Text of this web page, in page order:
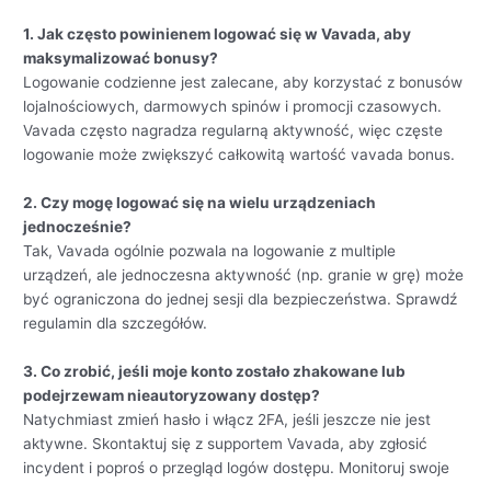
1. Jak często powinienem logować się w Vavada, aby
maksymalizować bonusy?
Logowanie codzienne jest zalecane, aby korzystać z bonusów
lojalnościowych, darmowych spinów i promocji czasowych.
Vavada często nagradza regularną aktywność, więc częste
logowanie może zwiększyć całkowitą wartość vavada bonus.
2. Czy mogę logować się na wielu urządzeniach
jednocześnie?
Tak, Vavada ogólnie pozwala na logowanie z multiple
urządzeń, ale jednoczesna aktywność (np. granie w grę) może
być ograniczona do jednej sesji dla bezpieczeństwa. Sprawdź
regulamin dla szczegółów.
3. Co zrobić, jeśli moje konto zostało zhakowane lub
podejrzewam nieautoryzowany dostęp?
Natychmiast zmień hasło i włącz 2FA, jeśli jeszcze nie jest
aktywne. Skontaktuj się z supportem Vavada, aby zgłosić
incydent i poproś o przegląd logów dostępu. Monitoruj swoje